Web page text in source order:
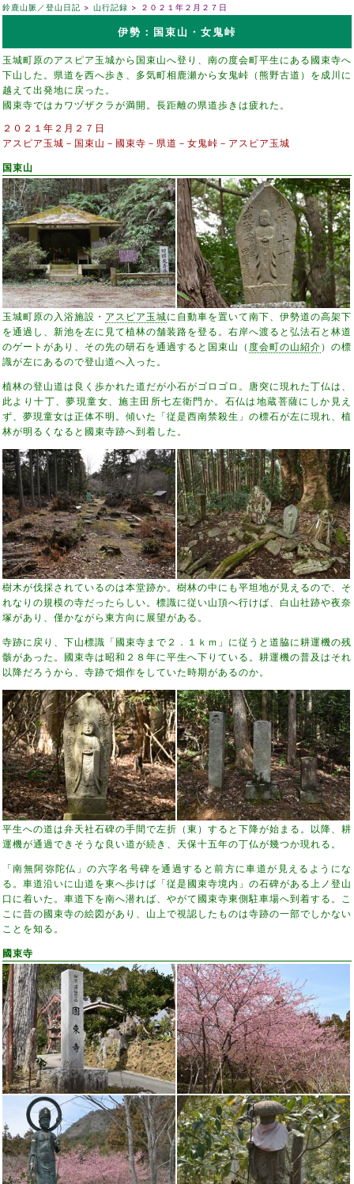
鈴鹿山脈／登山日記 山行記録 ２０２１年２月２７日
伊勢：国束山・女鬼峠
玉城町原のアスピア玉城から国束山へ登り、南の度会町平生にある國束寺へ
下山した。県道を西へ歩き、多気町相鹿瀬から女鬼峠（熊野古道）を成川に
越えて出発地に戻った。
國束寺ではカワヅザクラが満開。長距離の県道歩きは疲れた。
２０２１年２月２７日
アスピア玉城－国束山－國束寺－県道－女鬼峠－アスピア玉城
国束山
玉城町原の入浴施設・ アスピア玉城に自動車を置いて南下、伊勢道の高架下
を通過し、新池を左に見て植林の舗装路を登る。右岸へ渡ると弘法石と林道
のゲートがあり、その先の研石を通過すると国束山（ 度会町の山紹介 ）の標
識が左にあるので登山道へ入った。
植林の登山道は良く歩かれた道だが小石がゴロゴロ。唐突に現れた丁仏は、
此より十丁、夢現童女、施主田所七左衛門か。石仏は地蔵菩薩にしか見え
ず、夢現童女は正体不明。傾いた「従是西南禁殺生」の標石が左に現れ、植
林が明るくなると國束寺跡へ到着した。
樹木が伐採されているのは本堂跡か。樹林の中にも平坦地が見えるので、そ
れなりの規模の寺だったらしい。標識に従い山頂へ行けば、白山社跡や夜奈
塚があり、僅かながら東方向に展望がある。
寺跡に戻り、下山標識「國束寺まで２．１ｋｍ」に従うと道脇に耕運機の残
骸があった。國束寺は昭和２８年に平生へ下りている。耕運機の普及はそれ
以降だろうから、寺跡で畑作をしていた時期があるのか。
平生への道は弁天社石碑の手間で左折（東）すると下降が始まる。以降、耕
運機が通過できそうな良い道が続き、天保十五年の丁仏が幾つか現れる。
「南無阿弥陀仏」の六字名号碑を通過すると前方に車道が見えるようにな
る。車道沿いに山道を東へ歩けば「従是國束寺境内」の石碑がある上ノ登山
口に着いた。車道下を南へ潜れば、やがて國束寺東側駐車場へ到着する。こ
こに昔の國束寺の絵図があり、山上で視認したものは寺跡の一部でしかない
ことを知る。
國束寺